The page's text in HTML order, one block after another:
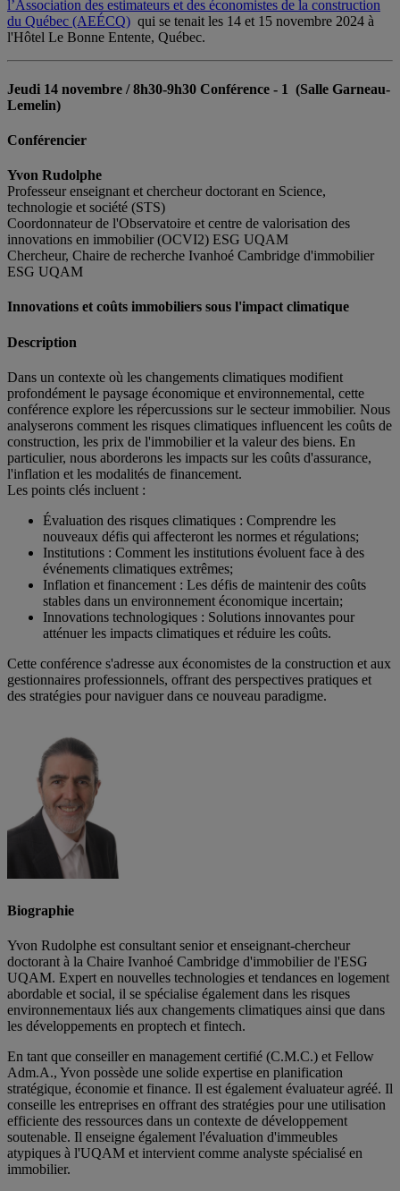
l’Association des estimateurs et des économistes de la construction
du Québec (AEÉCQ) qui se tenait les 14 et 15 novembre 2024 à
l'Hôtel Le Bonne Entente, Québec.
Jeudi 14 novembre / 8h30-9h30 Conférence - 1 (Salle Garneau-
Lemelin)
Conférencier
Yvon Rudolphe
Professeur enseignant et chercheur doctorant en Science,
technologie et société (STS)
Coordonnateur de l'Observatoire et centre de valorisation des
innovations en immobilier (OCVI2) ESG UQAM
Chercheur, Chaire de recherche Ivanhoé Cambridge d'immobilier
ESG UQAM
Innovations et coûts immobiliers sous l'impact climatique
Description
Dans un contexte où les changements climatiques modifient
profondément le paysage économique et environnemental, cette
conférence explore les répercussions sur le secteur immobilier. Nous
analyserons comment les risques climatiques influencent les coûts de
construction, les prix de l'immobilier et la valeur des biens. En
particulier, nous aborderons les impacts sur les coûts d'assurance,
l'inflation et les modalités de financement.
Les points clés incluent :
Évaluation des risques climatiques : Comprendre les
nouveaux défis qui affecteront les normes et régulations;
Institutions : Comment les institutions évoluent face à des
événements climatiques extrêmes;
Inflation et financement : Les défis de maintenir des coûts
stables dans un environnement économique incertain;
Innovations technologiques : Solutions innovantes pour
atténuer les impacts climatiques et réduire les coûts.
Cette conférence s'adresse aux économistes de la construction et aux
gestionnaires professionnels, offrant des perspectives pratiques et
des stratégies pour naviguer dans ce nouveau paradigme.
Biographie
Yvon Rudolphe est consultant senior et enseignant-chercheur
doctorant à la Chaire Ivanhoé Cambridge d'immobilier de l'ESG
UQAM. Expert en nouvelles technologies et tendances en logement
abordable et social, il se spécialise également dans les risques
environnementaux liés aux changements climatiques ainsi que dans
les développements en proptech et fintech.
En tant que conseiller en management certifié (C.M.C.) et Fellow
Adm.A., Yvon possède une solide expertise en planification
stratégique, économie et finance. Il est également évaluateur agréé. Il
conseille les entreprises en offrant des stratégies pour une utilisation
efficiente des ressources dans un contexte de développement
soutenable. Il enseigne également l'évaluation d'immeubles
atypiques à l'UQAM et intervient comme analyste spécialisé en
immobilier.